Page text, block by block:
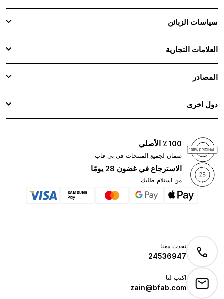
سياسات الزبائن
العلامات التجارية
المصادر
دول اخرى
100 ٪ الأصلي
ضمان لجميع المنتجات في بي فاب
الاسترجاع في غضون 28 يومًا
من استلام طلبك
تحدث معنا
24536947
اكتب لنا
zain@bfab.com